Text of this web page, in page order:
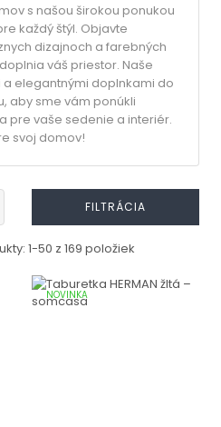
s našou širokou ponukou
každý štýl. Objavte
dizajnoch a farebných
váš priestor. Naše
a elegantnými doplnkami do
aby sme vám ponúkli
pre vaše sedenie a interiér.
svoj domov!
FILTRÁCIA
1-50 z 169 položiek
NOVINKA